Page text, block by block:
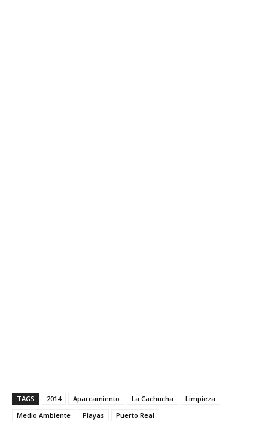
TAGS 2014 Aparcamiento La Cachucha
Limpieza
Medio Ambiente
Playas Puerto Real